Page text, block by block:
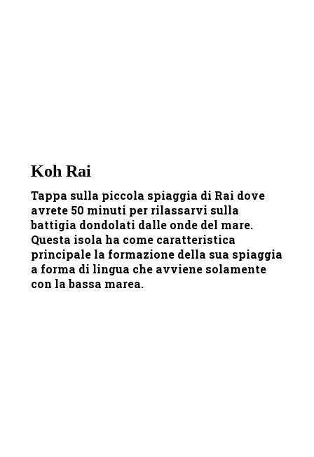
Koh Rai
Tappa sulla piccola spiaggia di Rai dove
avrete 50 minuti per rilassarvi sulla
battigia dondolati dalle onde del mare.
Questa isola ha come caratteristica
principale la formazione della sua spiaggia
a forma di lingua che avviene solamente
con la bassa marea.